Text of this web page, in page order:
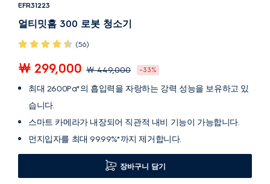
EFR31223
얼티밋홈 300 로봇 청소기
(56)
￦ 299,000 ￦ 449,000 -33%
최대 2600Pa*의 흡입력을 자랑하는 강력 성능을 보유하고 있
습니다.
스마트 카메라가 내장되어 직관적 내비 기능이 가능합니다.
먼지입자를 최대 99.99%*까지 제거합니다.
장바구니 담기